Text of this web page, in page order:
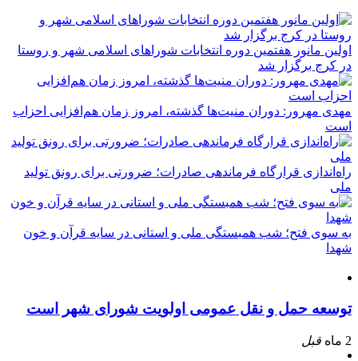
اولین مانور هفتمین دوره انتخابات شوراهای اسلامی شهر و روستا
در کرج برگزار شد
مهدی مهرور: دوران منیت‌ها گذشته، امروز زمان هم‌افزایی احزاب
است
راه‌اندازی قرارگاه فرماندهی صادرات؛ ضرورتی برای رونق تولید
ملی
به سوی فتح؛ شب همبستگی ملی و استانی در سایه قرآن و خون
شهدا
توسعه حمل و نقل عمومی اولویت شورای شهر است
2 ماه قبل